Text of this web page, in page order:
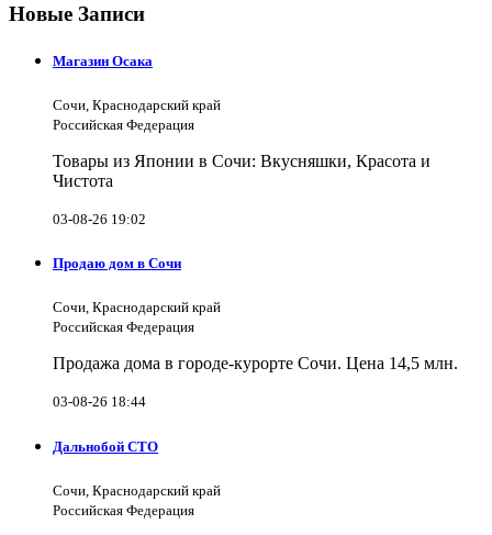
Новые Записи
Магазин Осака
Сочи, Краснодарский край
Российская Федерация
Товары из Японии в Сочи: Вкусняшки, Красота и
Чистота
03-08-26 19:02
Продаю дом в Сочи
Сочи, Краснодарский край
Российская Федерация
Продажа дома в городе-курорте Сочи. Цена 14,5 млн.
03-08-26 18:44
Дальнобой СТО
Сочи, Краснодарский край
Российская Федерация